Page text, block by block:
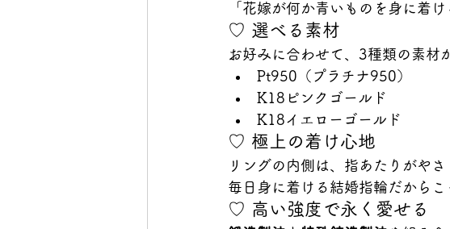
「花嫁が何か青いものを身に着
♡ 選べる素材
お好みに合わせて、3種類の素材
Pt950（プラチナ950）
K18ピンクゴールド
K18イエローゴールド
♡ 極上の着け心地
リングの内側は、指あたりがやさ
毎日身に着ける結婚指輪だから
♡ 高い強度で永く愛せる